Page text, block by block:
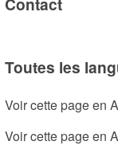
Toutes les
Voir cette page en
Voir cette page en